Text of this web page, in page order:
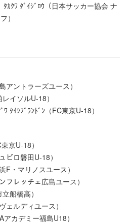
ｸﾜ ﾀﾞｲｼﾞﾛｳ（日本サッカー協会 ナ
）
ントラーズユース）
イソルU-18）
ｲｼﾌﾞﾗﾝﾄﾞﾝ（FC東京U-18）
京U-18）
ロ磐田U-18）
・マリノスユース）
レッチェ広島ユース）
船橋高）
ルディユース）
カデミー福島U18）